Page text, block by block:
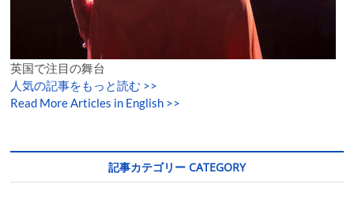
英国で注目の舞台
人気の記事をもっと読む >>
Read More Articles in English >>
記事カテゴリー CATEGORY